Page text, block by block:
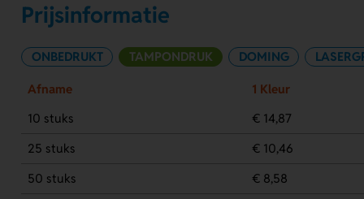
Prijsinformatie
ONBEDRUKT TAMPONDRUK DOMING
Afname
1 Kleur
10 stuks
€ 14,87
25 stuks
€ 10,46
50 stuks
€ 8,58